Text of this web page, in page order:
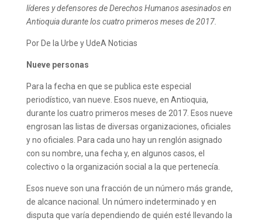
líderes y defensores de Derechos Humanos asesinados en
Antioquia durante los cuatro primeros meses de 2017.
Por De la Urbe y UdeA Noticias
Nueve personas
Para la fecha en que se publica este especial
periodístico, van nueve. Esos nueve, en Antioquia,
durante los cuatro primeros meses de 2017. Esos nueve
engrosan las listas de diversas organizaciones, oficiales
y no oficiales. Para cada uno hay un renglón asignado
con su nombre, una fecha y, en algunos casos, el
colectivo o la organización social a la que pertenecía.
Esos nueve son una fracción de un número más grande,
de alcance nacional. Un número indeterminado y en
disputa que varía dependiendo de quién esté llevando la